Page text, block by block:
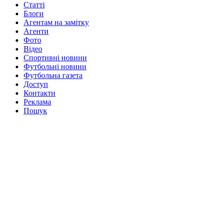
Статті
Блоги
Агентам на замітку
Агенти
Фото
Відео
Спортивні новини
Футбольні новини
Футбольна газета
Доступ
Контакти
Реклама
Пошук